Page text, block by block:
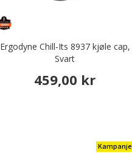
Ergodyne Chill-Its 8937 kjøle cap,
Svart
459,00 kr
Kampanje